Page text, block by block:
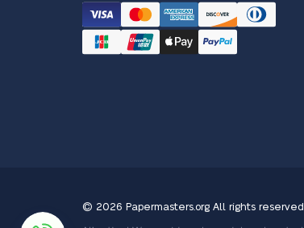
© 2026 Papermasters.org All rights reserved.